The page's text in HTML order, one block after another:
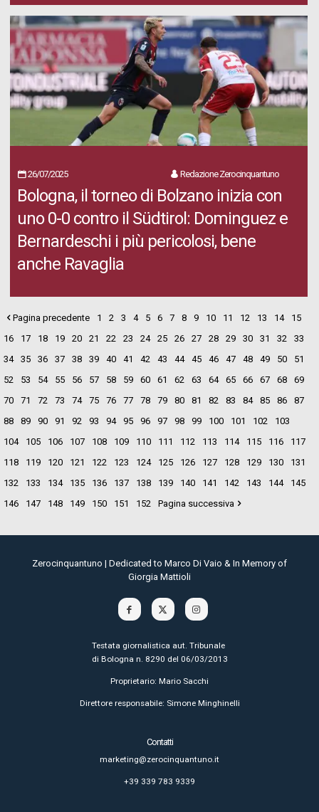
26/07/2025 Redazione Zerocinquantuno
Bologna, il torneo di Bolzano inizia con
uno 0-0 contro il Südtirol: Dominguez e
Bernardeschi i più pericolosi, bene
anche Ravaglia
Pagina precedente 1 2 3 4 5 6 7 8 9 10 11 12 13 14
15
16
17 18 19 20 21 22 23 24 25 26 27 28 29 30 31 32
33
34
35 36 37 38 39 40 41 42 43 44 45 46 47 48 49 50
51
52
53 54 55 56 57 58 59 60 61 62 63 64 65 66 67 68
69
70
71 72 73 74 75 76 77 78 79 80 81 82 83 84 85 86
87
88
89 90 91 92 93 94 95 96 97 98 99 100 101 102
103
104
105 106 107 108 109 110 111 112 113 114 115 116
117
118
119 120 121 122 123 124 125 126 127 128 129 130
131
132
133 134 135 136 137 138 139 140 141 142 143 144
145
146
147 148 149 150 151 152 Pagina successiva
Zerocinquantuno | Dedicated to Marco Di Vaio & In Memory of
Giorgia Mattioli
Testata giornalistica aut. Tribunale
di Bologna n. 8290 del 06/03/2013
Proprietario: Mario Sacchi
Direttore responsabile: Simone Minghinelli
Contatti
marketing@zerocinquantuno.it
+39 339 783 9339